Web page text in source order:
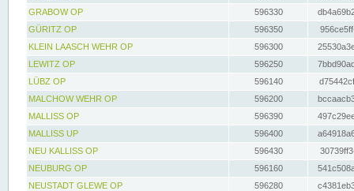
GRABOW OP
596330
GÜRITZ OP
596350
KLEIN LAASCH WEHR OP
596300
LEWITZ OP
596250
LÜBZ OP
596140
MALCHOW WEHR OP
596200
MALLISS OP
596390
MALLISS UP
596400
NEU KALLISS OP
596430
NEUBURG OP
596160
NEUSTADT GLEWE OP
596280